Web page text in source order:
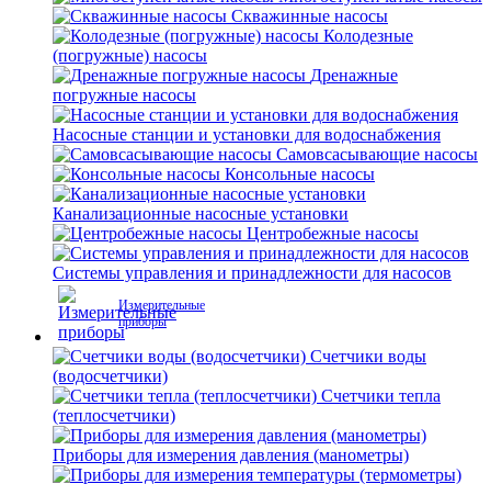
Скважинные насосы
Колодезные
(погружные) насосы
Дренажные
погружные насосы
Насосные станции и установки для водоснабжения
Самовсасывающие насосы
Консольные насосы
Канализационные насосные установки
Центробежные насосы
Системы управления и принадлежности для насосов
Измерительные
приборы
Счетчики воды
(водосчетчики)
Счетчики тепла
(теплосчетчики)
Приборы для измерения давления (манометры)